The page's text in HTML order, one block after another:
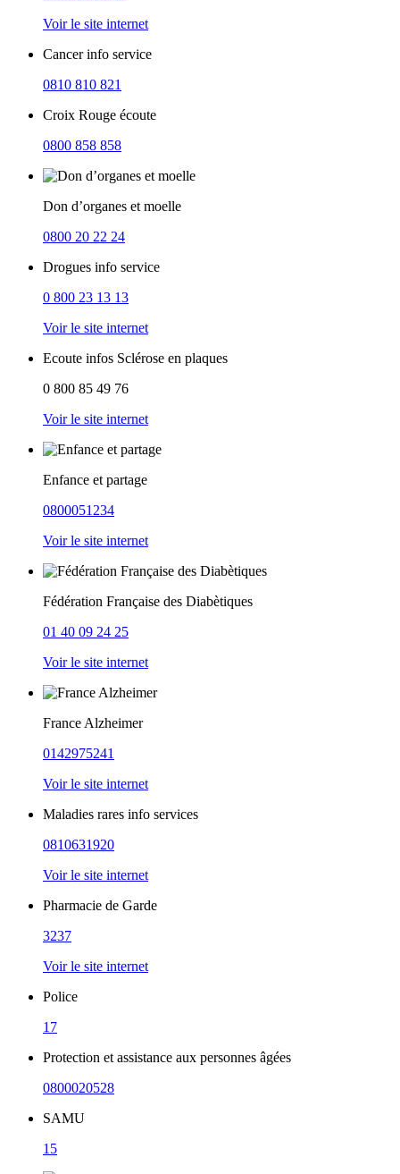
Voir le site internet
Cancer info service
0810 810 821
Croix Rouge écoute
0800 858 858
Don d’organes et moelle
0800 20 22 24
Drogues info service
0 800 23 13 13
Voir le site internet
Ecoute infos Sclérose en plaques
0 800 85 49 76
Voir le site internet
Enfance et partage
0800051234
Voir le site internet
Fédération Française des Diabètiques
01 40 09 24 25
Voir le site internet
France Alzheimer
0142975241
Voir le site internet
Maladies rares info services
0810631920
Voir le site internet
Pharmacie de Garde
3237
Voir le site internet
Police
17
Protection et assistance aux personnes âgées
0800020528
SAMU
15